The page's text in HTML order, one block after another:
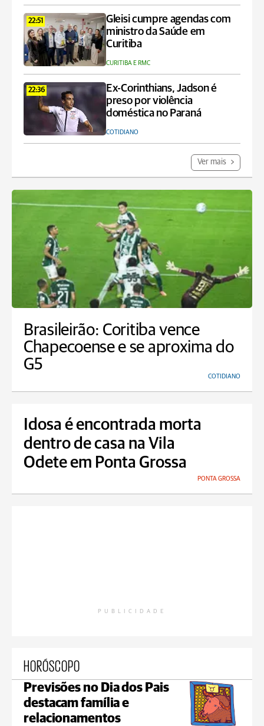
22:51
Gleisi cumpre agendas com
ministro da Saúde em
Curitiba
CURITIBA E RMC
22:36
Ex-Corinthians, Jadson é
preso por violência
doméstica no Paraná
COTIDIANO
Ver mais
Brasileirão: Coritiba vence
Chapecoense e se aproxima do
G5
COTIDIANO
Idosa é encontrada morta
dentro de casa na Vila
Odete em Ponta Grossa
PONTA GROSSA
PUBLICIDADE
HORÓSCOPO
Previsões no Dia dos Pais
destacam família e
relacionamentos